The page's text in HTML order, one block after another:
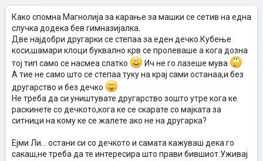
Како спомна Магнолија за карање за машки се сетив на една
случка додека бев гимназијалка.
Две најдобри другарки се степаа за еден дечко.Кубење
коси,шамари клоци буквално крв се пролеваше а кога дозна
тој тип само се насмеа слатко
Ич не го лазеше мува
А тие не само што се степаа туку на крај сами останаа,и без
другарство и без дечко
Не треба да си уништувате другарство зошто утре кога ке
раскинете со дечкото,кога ке се скарате со мајката за
ситници на кому ке се жалете ако не на другарка?
Ејми Ли... остани си со дечкото и самата кажуваш дека го
сакаш,не треба да те интересира што прави бившиот.Уживај